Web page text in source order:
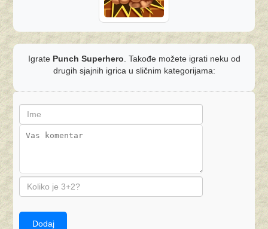
Igrate Punch Superhero . Takođe možete igrati neku od
drugih sjajnih igrica u sličnim kategorijama:
Dodaj